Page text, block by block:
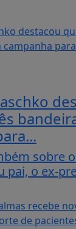
sobre
pai, o ex-